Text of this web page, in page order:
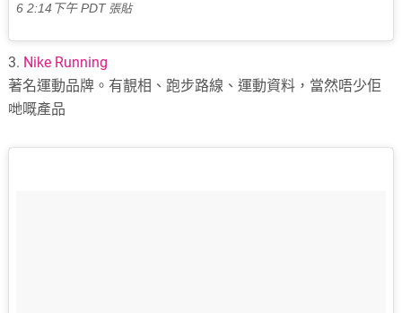
6 2:14下午 PDT張貼
3. Nike Running
著名運動品牌。有靚相、跑步路線、運動資料，當然唔少佢
哋嘅產品